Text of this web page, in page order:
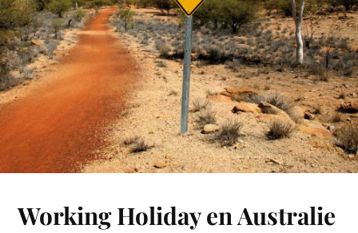
Working Holiday en Australie